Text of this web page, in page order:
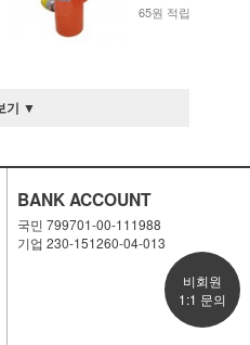
65원 적립
기 ▼
BANK ACCOUNT
국민 799701-00-111988
기업 230-151260-04-013
비회원
1:1 문의